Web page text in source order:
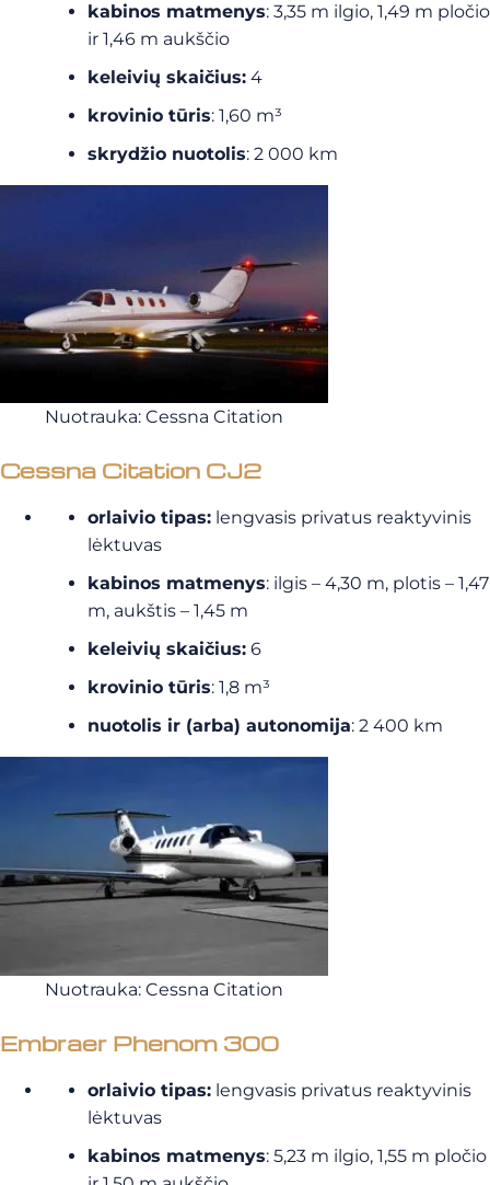
kabinos matmenys: 3,35 m ilgio, 1,49 m pločio
ir 1,46 m aukščio
keleivių skaičius: 4
krovinio tūris: 1,60 m³
skrydžio nuotolis: 2 000 km
Nuotrauka: Cessna Citation
Cessna Citation CJ2
orlaivio tipas: lengvasis privatus reaktyvinis
lėktuvas
kabinos matmenys: ilgis – 4,30 m, plotis – 1,47
m, aukštis – 1,45 m
keleivių skaičius: 6
krovinio tūris: 1,8 m³
nuotolis ir (arba) autonomija: 2 400 km
Nuotrauka: Cessna Citation
Embraer Phenom 300
orlaivio tipas: lengvasis privatus reaktyvinis
lėktuvas
kabinos matmenys: 5,23 m ilgio, 1,55 m pločio